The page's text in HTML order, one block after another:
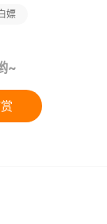
嫖
~